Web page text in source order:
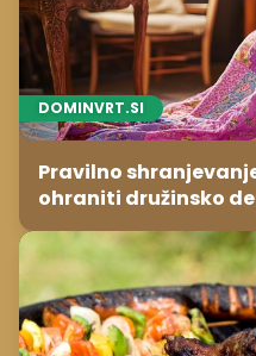
DOMINVRT.SI
Pravilno
ohraniti družinsko